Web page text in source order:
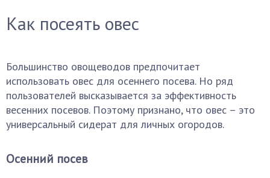
Как посеять овес
Большинство овощеводов предпочитает
использовать овес для осеннего посева. Но ряд
пользователей высказывается за эффективность
весенних посевов. Поэтому признано, что овес – это
универсальный сидерат для личных огородов.
Осенний посев